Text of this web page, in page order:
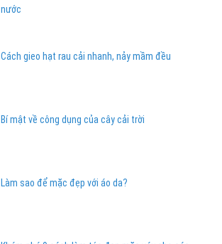
nước
Cách gieo hạt rau cải nhanh, nảy mầm đều
Bí mật về công dụng của cây cải trời
Làm sao để mặc đẹp với áo da?